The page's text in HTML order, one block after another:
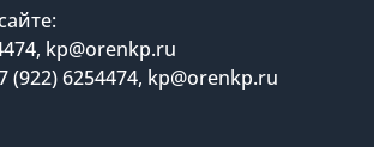
kp@orenkp.ru
(922) 6254474, kp@orenkp.ru